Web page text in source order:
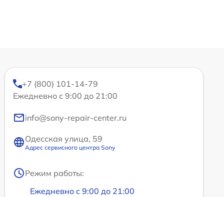
+7 (800) 101-14-79
Ежедневно с 9:00 до 21:00
info@sony-repair-center.ru
Одесская улица, 59
Адрес сервисного центра Sony
Режим работы:
Ежедневно с 9:00 до 21:00